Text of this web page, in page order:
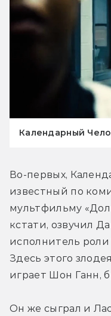
Календарный
Во-первых,
известный по
мультфильму
кстати, озвучил
исполнитель
Здесь этого
играет Шон Ганн,
Он же сыграл и